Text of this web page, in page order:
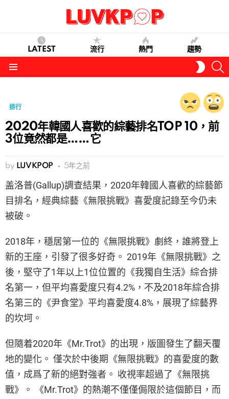
LATEST 流行 熱門 趨勢
SKIN
排行
2020年韓國人喜歡的綜藝排名TOP 10，前
3位竟然都是……它
by LUVKPOP 5年之前
盖洛普(Gallup)調查結果，2020年韓國人喜歡的綜藝節
目排名，經典綜藝《無限挑戰》喜愛度記錄至今仍未
被破。
2018年，穩居第一位的《無限挑戰》劇終，誰將登上
新的王座，引發了很多好奇。 2019年《無限挑戰》之
後，堅守了1年以上1位位置的《我獨自生活》綜合排
名第一，但平均喜愛度只有4.2%，不及2018年綜合排
名第三的《尹食堂》平均喜愛度4.8%，展現了綜藝界
的坎坷。
但隨着2020年《Mr.Trot》的出現，版圖發生了翻天覆
地的變化。 僅次於中後期《無限挑戰》的喜愛度的數
值，成爲了新的絕對強者。 收視率超過了《無限挑
戰》。 《Mr.Trot》的熱潮不僅僅侷限於這個節目，而